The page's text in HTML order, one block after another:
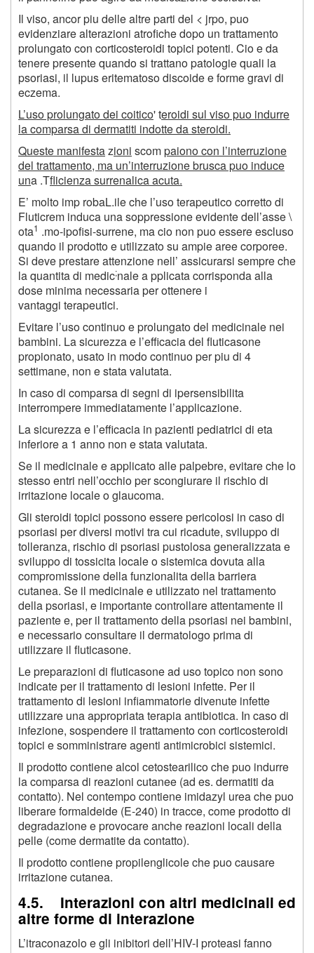
Il viso, ancor piu delle altre parti del < jrpo, puo
evidenziare alterazioni atrofiche dopo un trattamento
prolungato con corticosteroidi topici potenti. Cio e da
tenere presente quando si trattano patologie quali la
psoriasi, il lupus eritematoso discoide e forme gravi di
eczema.
L’uso prolungato dei coitico' teroidi sul viso puo indurre
la comparsa di dermatiti indotte da steroidi.
Queste manifestazioni scompaiono con l’interruzione
del trattamento, ma un’interruzione brusca puo induce
una .Tflicienza surrenalica acuta.
E’ molto imp robaL.ile che l’uso terapeutico corretto di
Fluticrem induca una soppressione evidente dell’asse \
ota1 .mo-ipofisi-surrene, ma cio non puo essere escluso
quando il prodotto e utilizzato su ampie aree corporee.
Si deve prestare attenzione nell’ assicurarsi sempre che
la quantita di medic;nale a pplicata corrisponda alla
dose minima necessaria per ottenere i
vantaggi terapeutici.
Evitare l’uso continuo e prolungato del medicinale nei
bambini. La sicurezza e l’efficacia del fluticasone
propionato, usato in modo continuo per piu di 4
settimane, non e stata valutata.
In caso di comparsa di segni di ipersensibilita
interrompere immediatamente l’applicazione.
La sicurezza e l’efficacia in pazienti pediatrici di eta
inferiore a 1 anno non e stata valutata.
Se il medicinale e applicato alle palpebre, evitare che lo
stesso entri nell’occhio per scongiurare il rischio di
irritazione locale o glaucoma.
Gli steroidi topici possono essere pericolosi in caso di
psoriasi per diversi motivi tra cui ricadute, sviluppo di
tolleranza, rischio di psoriasi pustolosa generalizzata e
sviluppo di tossicita locale o sistemica dovuta alla
compromissione della funzionalita della barriera
cutanea. Se il medicinale e utilizzato nel trattamento
della psoriasi, e importante controllare attentamente il
paziente e, per il trattamento della psoriasi nei bambini,
e necessario consultare il dermatologo prima di
utilizzare il fluticasone.
Le preparazioni di fluticasone ad uso topico non sono
indicate per il trattamento di lesioni infette. Per il
trattamento di lesioni infiammatorie divenute infette
utilizzare una appropriata terapia antibiotica. In caso di
infezione, sospendere il trattamento con corticosteroidi
topici e somministrare agenti antimicrobici sistemici.
Il prodotto contiene alcol cetostearilico che puo indurre
la comparsa di reazioni cutanee (ad es. dermatiti da
contatto). Nel contempo contiene imidazyl urea che puo
liberare formaldeide (E-240) in tracce, come prodotto di
degradazione e provocare anche reazioni locali della
pelle (come dermatite da contatto).
Il prodotto contiene propilenglicole che puo causare
irritazione cutanea.
4.5. Interazioni con altri medicinali ed
altre forme di interazione
L’itraconazolo e gli inibitori dell’HIV-I proteasi fanno